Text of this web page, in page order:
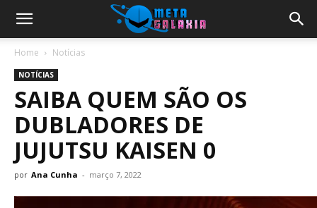
Home Notícias
NOTÍCIAS
SAIBA QUEM SÃO OS
DUBLADORES DE
JUJUTSU KAISEN 0
por Ana Cunha - março 7, 2022